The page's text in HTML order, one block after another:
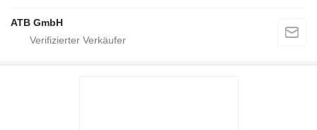
ATB GmbH